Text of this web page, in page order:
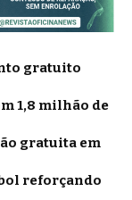
gratuito
1,8 milhão de
gratuita em
reforçando